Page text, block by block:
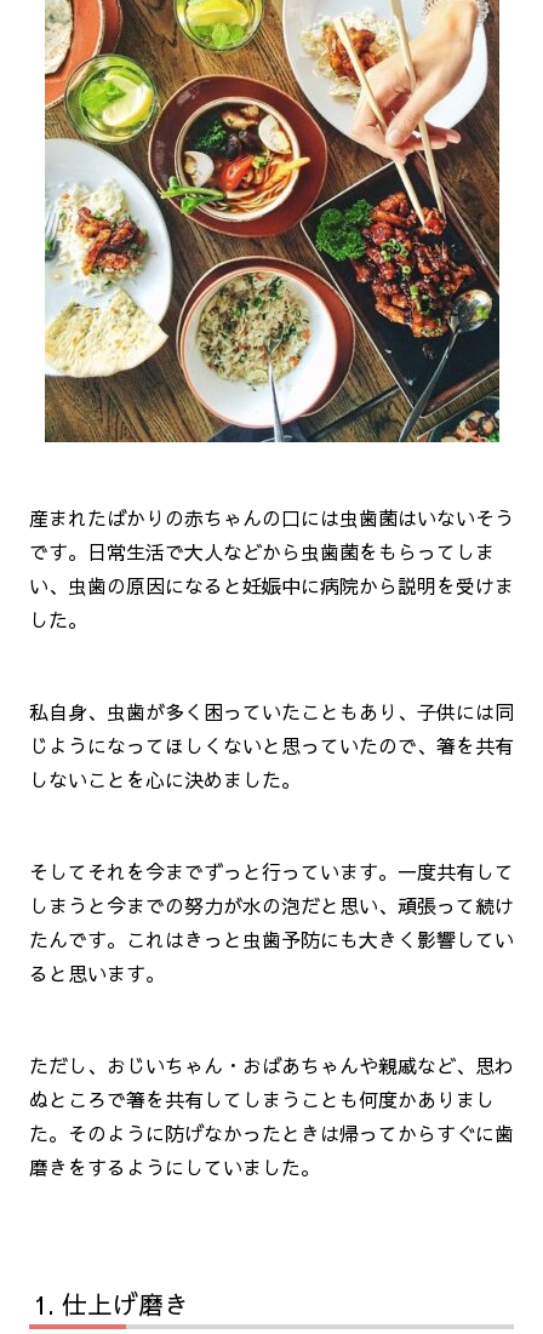
産まれたばかりの赤ちゃんの口には虫歯菌はいないそう
です。日常生活で大人などから虫歯菌をもらってしま
い、虫歯の原因になると妊娠中に病院から説明を受けま
した。
私自身、虫歯が多く困っていたこともあり、子供には同
じようになってほしくないと思っていたので、箸を共有
しないことを心に決めました。
そしてそれを今までずっと行っています。一度共有して
しまうと今までの努力が水の泡だと思い、頑張って続け
たんです。これはきっと虫歯予防にも大きく影響してい
ると思います。
ただし、おじいちゃん・おばあちゃんや親戚など、思わ
ぬところで箸を共有してしまうことも何度かありまし
た。そのように防げなかったときは帰ってからすぐに歯
磨きをするようにしていました。
仕上げ磨き